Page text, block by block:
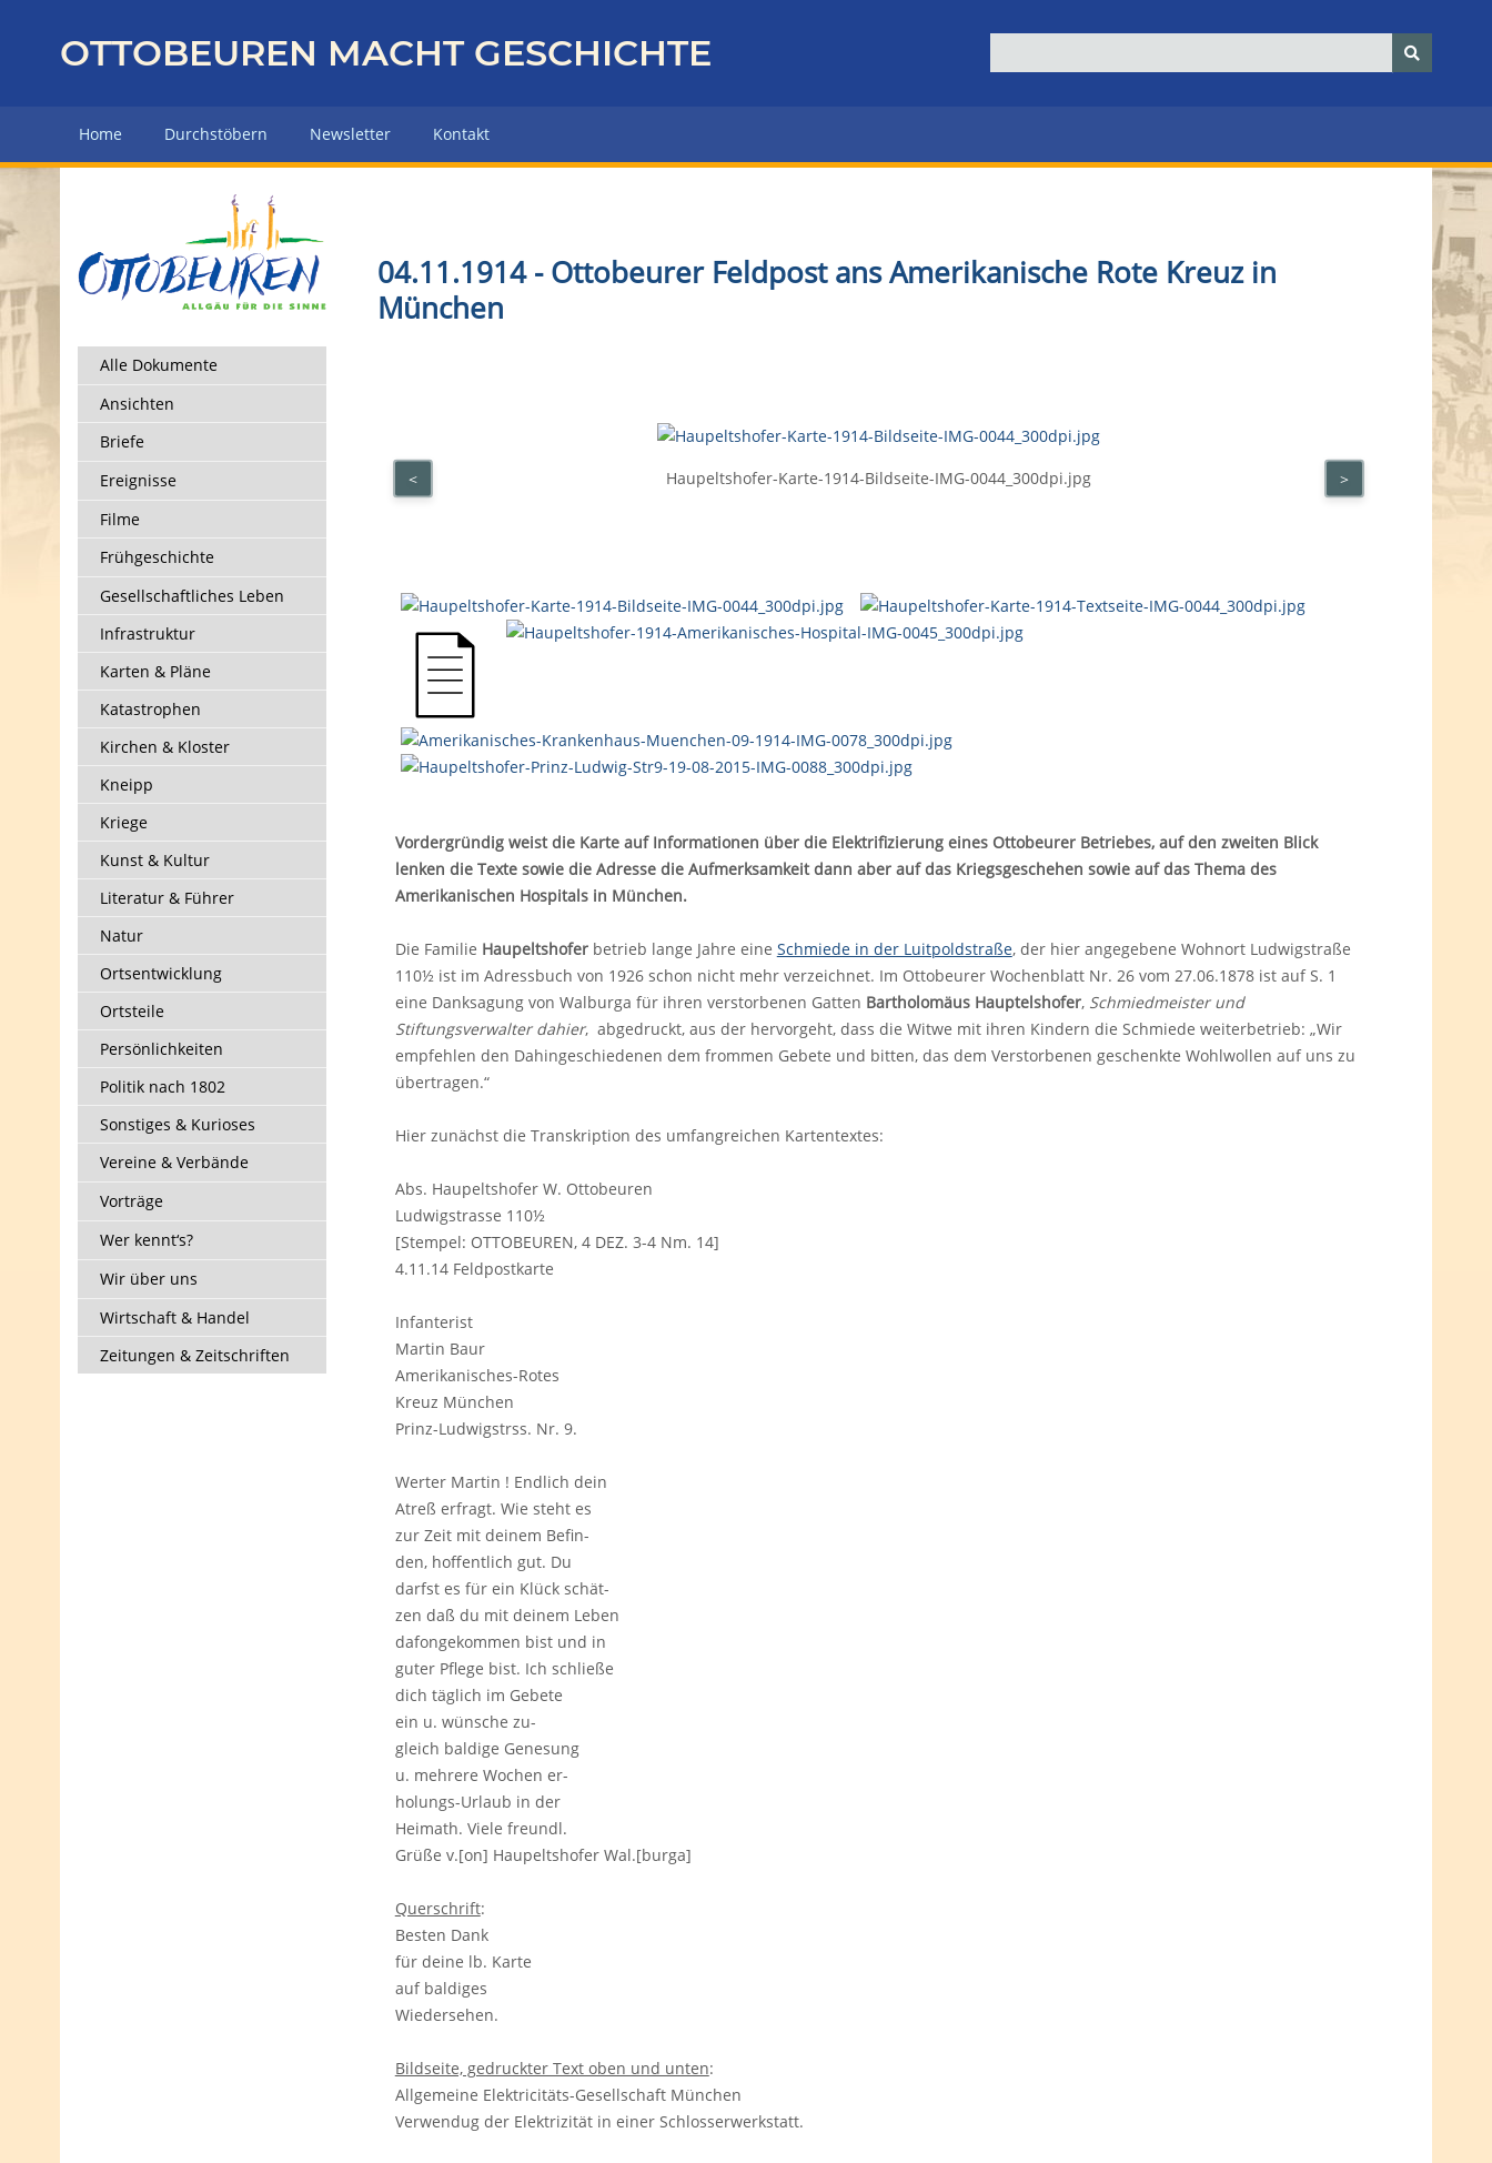
z
r
H
u
p
e
OTTOBEUREN MACHT GESCHICHTE
Home Durchstöbern Newsletter Kontakt
Alle Dokumente
Ansichten
Briefe
Ereignisse
Filme
Frühgeschichte
Gesellschaftliches Leben
Infrastruktur
Karten & Pläne
Katastrophen
Kirchen & Kloster
Kneipp
Kriege
Kunst & Kultur
Literatur & Führer
Natur
Ortsentwicklung
Ortsteile
Persönlichkeiten
Politik nach 1802
Sonstiges & Kurioses
Vereine & Verbände
Vorträge
Wer kennt‘s?
Wir über uns
Wirtschaft & Handel
Zeitungen & Zeitschriften
04.11.1914 - Ottobeurer Feldpost ans Amerikanische Rote Kreuz in
München
Haupeltshofer-Karte-1914-Bildseite-IMG-0044_300dpi.jpg
< >
Vordergründig weist die Karte auf Informationen über die Elektrifizierung eines Ottobeurer Betriebes, auf den zweiten Blick
lenken die Texte sowie die Adresse die Aufmerksamkeit dann aber auf das Kriegsgeschehen sowie auf das Thema des
Amerikanischen Hospitals in München.
Die Familie Haupeltshoferbetrieb lange Jahre eine Schmiede in der Luitpoldstraße, der hier angegebene Wohnort Ludwigstraße
110½ ist im Adressbuch von 1926 schon nicht mehr verzeichnet. Im Ottobeurer Wochenblatt Nr. 26 vom 27.06.1878 ist auf S. 1
eine Danksagung von Walburga für ihren verstorbenen Gatten Bartholomäus Hauptelshofer, Schmiedmeister und
Stiftungsverwalter dahier, abgedruckt, aus der hervorgeht, dass die Witwe mit ihren Kindern die Schmiede weiterbetrieb: „Wir
empfehlen den Dahingeschiedenen dem frommen Gebete und bitten, das dem Verstorbenen geschenkte Wohlwollen auf uns zu
übertragen.“
Hier zunächst die Transkription des umfangreichen Kartentextes:
Abs. Haupeltshofer W. Ottobeuren
Ludwigstrasse 110½
[Stempel: OTTOBEUREN, 4 DEZ. 3-4 Nm. 14]
4.11.14 Feldpostkarte
Infanterist
Martin Baur
Amerikanisches-Rotes
Kreuz München
Prinz-Ludwigstrss. Nr. 9.
Werter Martin ! Endlich dein
Atreß erfragt. Wie steht es
zur Zeit mit deinem Befin-
den, hoffentlich gut. Du
darfst es für ein Klück schät-
zen daß du mit deinem Leben
dafongekommen bist und in
guter Pflege bist. Ich schließe
dich täglich im Gebete
ein u. wünsche zu-
gleich baldige Genesung
u. mehrere Wochen er-
holungs-Urlaub in der
Heimath. Viele freundl.
Grüße v.[on] Haupeltshofer Wal.[burga]
Querschrift:
Besten Dank
für deine lb. Karte
auf baldiges
Wiedersehen.
Bildseite, gedruckter Text oben und unten:
Allgemeine Elektricitäts-Gesellschaft München
Verwendug der Elektrizität in einer Schlosserwerkstatt.